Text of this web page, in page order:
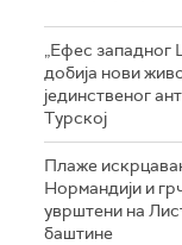
„Ефес западног
добија нови
јединственог
Турској
Плаже
Нормандији и
уврштени на
баштине